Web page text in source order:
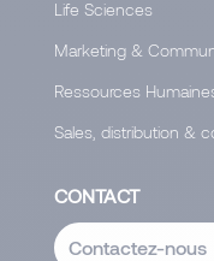
Life Sciences
Marketing &
Ressources
Sales, distribution &
CONTACT
Contactez-nous